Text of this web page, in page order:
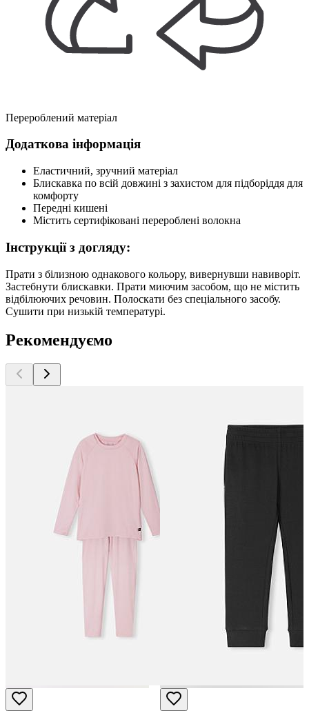
Перероблений матеріал
Додаткова інформація
Еластичний, зручний матеріал
Блискавка по всій довжині з захистом для підборіддя для
комфорту
Передні кишені
Містить сертифіковані перероблені волокна
Інструкції з догляду:
Прати з білизною однакового кольору, вивернувши навиворіт.
Застебнути блискавки. Прати миючим засобом, що не містить
відбілюючих речовин. Полоскати без спеціального засобу.
Сушити при низькій температурі.
Рекомендуємо